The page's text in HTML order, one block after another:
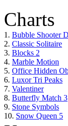
Charts
1. Bubble Shooter
2. Classic Solitaire
3. Blocks 2
4. Marble Motion
5. Office Hidden
6. Luxor Tri Peaks
7. Valentiner
8. Butterfly Match 3
9. Stone Symbols
10. Snow Queen 5